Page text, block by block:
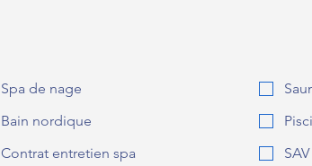
Spa de nage
Bain nordique
Contrat entretien spa